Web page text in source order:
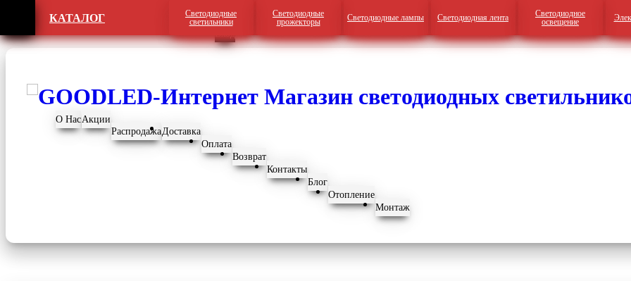
КАТАЛОГ
Светодиодные
светильники
Светодиодные
прожекторы
Светодиодные лампы Светодиодная лента
Светодиодное
освещение
Регистрация
О НасАкции
РаспродажаДоставка
Оплата
Возврат
Контакты
Блог
Отопление
Монтаж